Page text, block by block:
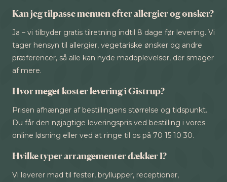
Kan jeg tilpasse menuen efter allergier og ønsker?
Ja – vi tilbyder gratis tilretning indtil 8 dage før levering. Vi
tager hensyn til allergier, vegetariske ønsker og andre
præferencer, så alle kan nyde madoplevelser, der smager
af mere.
Hvor meget koster levering i Gistrup?
Prisen afhænger af bestillingens størrelse og tidspunkt.
Du får den nøjagtige leveringspris ved bestilling i vores
online løsning eller ved at ringe til os på 70 15 10 30.
Hvilke typer arrangementer dækker I?
Vi leverer mad til fester, bryllupper, receptioner,